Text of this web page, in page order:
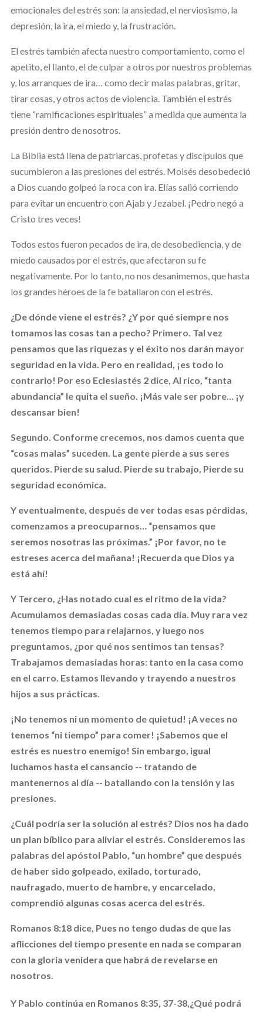
emocionales del estrés son: la ansiedad, el nerviosismo, la
depresión, la ira, el miedo y, la frustración.
El estrés también afecta nuestro comportamiento, como el
apetito, el llanto, el de culpar a otros por nuestros problemas
y, los arranques de ira… como decir malas palabras, gritar,
tirar cosas, y otros actos de violencia. También el estrés
tiene “ramificaciones espirituales” a medida que aumenta la
presión dentro de nosotros.
La Biblia está llena de patriarcas, profetas y discípulos que
sucumbieron a las presiones del estrés. Moisés desobedeció
a Dios cuando golpeó la roca con ira. Elías salió corriendo
para evitar un encuentro con Ajab y Jezabel. ¡Pedro negó a
Cristo tres veces!
Todos estos fueron pecados de ira, de desobediencia, y de
miedo causados por el estrés, que afectaron su fe
negativamente. Por lo tanto, no nos desanimemos, que hasta
los grandes héroes de la fe batallaron con el estrés.
¿De dónde viene el estrés? ¿Y por qué siempre nos
tomamos las cosas tan a pecho? Primero. Tal vez
pensamos que las riquezas y el éxito nos darán mayor
seguridad en la vida. Pero en realidad, ¡es todo lo
contrario! Por eso Eclesiastés 2 dice, Al rico, “tanta
abundancia” le quita el sueño. ¡Más vale ser pobre… ¡y
descansar bien!
Segundo. Conforme crecemos, nos damos cuenta que
“cosas malas” suceden. La gente pierde a sus seres
queridos. Pierde su salud. Pierde su trabajo, Pierde su
seguridad económica.
Y eventualmente, después de ver todas esas pérdidas,
comenzamos a preocuparnos… “pensamos que
seremos nosotras las próximas.” ¡Por favor, no te
estreses acerca del mañana! ¡Recuerda que Dios ya
está ahí!
Y Tercero, ¿Has notado cual es el ritmo de la vida?
Acumulamos demasiadas cosas cada día. Muy rara vez
tenemos tiempo para relajarnos, y luego nos
preguntamos, ¿por qué nos sentimos tan tensas?
Trabajamos demasiadas horas: tanto en la casa como
en el carro. Estamos llevando y trayendo a nuestros
hijos a sus prácticas.
¡No tenemos ni un momento de quietud! ¡A veces no
tenemos “ni tiempo” para comer! ¡Sabemos que el
estrés es nuestro enemigo! Sin embargo, igual
luchamos hasta el cansancio -- tratando de
mantenernos al día -- batallando con la tensión y las
presiones.
¿Cuál podría ser la solución al estrés? Dios nos ha dado
un plan bíblico para aliviar el estrés. Consideremos las
palabras del apóstol Pablo, “un hombre” que después
de haber sido golpeado, exilado, torturado,
naufragado, muerto de hambre, y encarcelado,
comprendió algunas cosas acerca del estrés.
Romanos 8:18 dice, Pues no tengo dudas de que las
aflicciones del tiempo presente en nada se comparan
con la gloria venidera que habrá de revelarse en
nosotros.
Y Pablo continúa en Romanos 8:35, 37-38,¿Qué podrá